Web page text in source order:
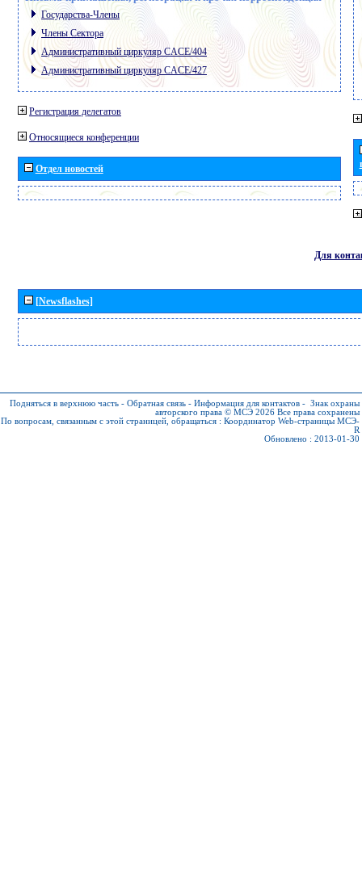
Государства-Члены
Члены Сектора
Административный циркуляр CACE/404
Административный циркуляр CACE/427
Регистрация делегатов
Относящиеся конференции
Отдел новостей
Для
[Newsflashes]
Подняться в верхнюю часть - Обратная связь - Информация для контактов - Знак охраны
авторского права © МСЭ 2026 Все права сохранены
По вопросам, связанным с этой страницей, обращаться : Координатор Web-страницы МСЭ-
R
Обновлено : 2013-01-30